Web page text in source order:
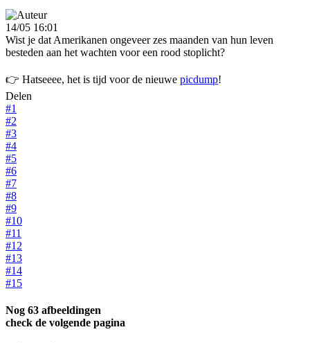
14/05 16:01
Wist je dat Amerikanen ongeveer zes maanden van hun leven
besteden aan het wachten voor een rood stoplicht?
👉 Hatseeee, het is tijd voor de nieuwe picdump!
Delen
#1
#2
#3
#4
#5
#6
#7
#8
#9
#10
#11
#12
#13
#14
#15
Nog 63 afbeeldingen
check de volgende pagina